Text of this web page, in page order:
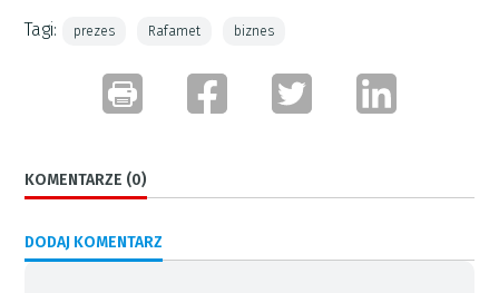
Tagi: prezes Rafamet biznes
KOMENTARZE (0)
DODAJ KOMENTARZ